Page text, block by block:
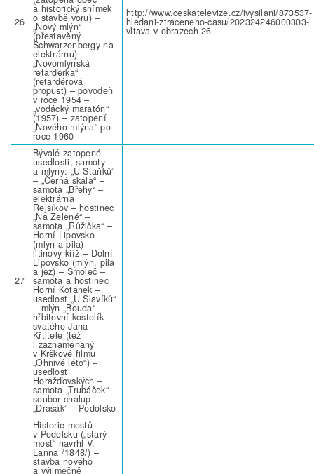
26
a historický snímek
o stavbě voru) –
„Nový mlýn“
(přestavěný
Schwarzenbergy na
elektrárnu) –
„Novomlýnská
retardérka“
(retardérová
propust) – povodeň
v roce 1954 –
„vodácký maratón“
(1957) – zatopení
„Nového mlýna“ po
roce 1960
http://www.ceskatelevize.cz/ivysilani/873537-
hledani-ztraceneho-casu/202324246000303-
vltava-v-obrazech-26
27
Bývalé zatopené
usedlosti, samoty
a mlýny: „U Staňků“
– „Černá skála“ –
samota „Břehy“ –
elektrárna
Rejsíkov – hostinec
„Na Zelené“ –
samota „Růžička“ –
Horní Lipovsko
(mlýn a pila) –
litinový kříž – Dolní
Lipovsko (mlýn, pila
a jez) – Smoleč –
samota a hostinec
Horní Kotánek –
usedlost „U Slavíků“
– mlýn „Bouda“ –
hřbitovní kostelík
svatého Jana
Křtitele (též
i zaznamenaný
v Krškově filmu
„Ohnivé léto“) –
usedlost
Horažďovských –
samota „Trubáček“ –
soubor chalup
„Drasák“ – Podolsko
Historie mostů
v Podolsku („starý
most“ navrhl V.
Lanna /1848/) –
stavba nového
a výjimečně